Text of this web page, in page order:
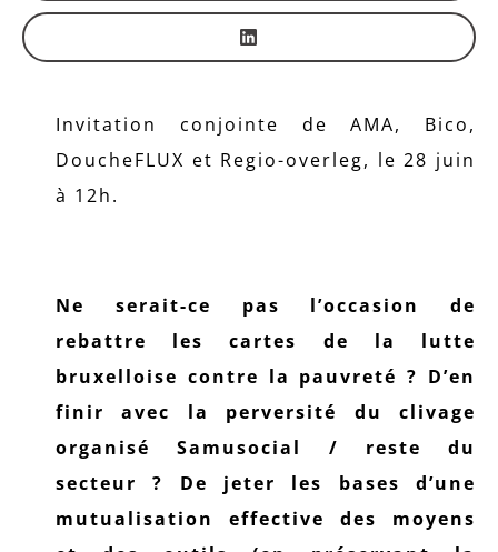
Invitation conjointe de AMA, Bico,
DoucheFLUX et Regio-overleg, le 28 juin
à 12h.
Ne serait-ce pas l’occasion de
rebattre les cartes de la lutte
bruxelloise contre la pauvreté ? D’en
finir avec la perversité du clivage
organisé Samusocial / reste du
secteur ? De jeter les bases d’une
mutualisation effective des moyens